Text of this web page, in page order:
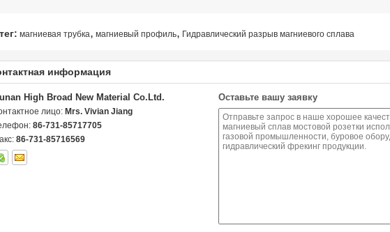
тег: магниевая трубка, магниевый профиль, Гидравлический разрыв магниевого сплава
информация
High Broad New Material Co.Ltd.
лицо: Mrs. Vivian Jiang
86-731-85717705
86-731-85716569
Оставьте вашу заявку